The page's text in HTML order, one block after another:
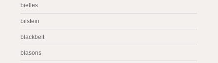
bielles
bilstein
blackbelt
blasons